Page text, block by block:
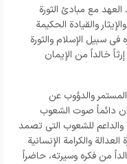
مع مبادئ الثورة
والقیادة الحکیمة
فی سبیل الإسلام والثورة
خالداً من الإیمان
والدؤوب عن
دائماً صوت الشعوب
للشعوب التی تصمد
والکرامة الإنسانیة
من فکره وسیرته، حاضراً